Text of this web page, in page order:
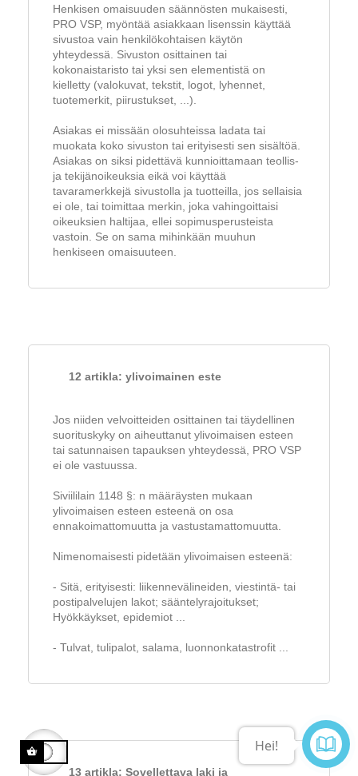
Henkisen omaisuuden säännösten mukaisesti,
PRO VSP, myöntää asiakkaan lisenssin käyttää
sivustoa vain henkilökohtaisen käytön
yhteydessä. Sivuston osittainen tai
kokonaistaristo tai yksi sen elementistä on
kielletty (valokuvat, tekstit, logot, lyhennet,
tuotemerkit, piirustukset, ...).
Asiakas ei missään olosuhteissa ladata tai
muokata koko sivuston tai erityisesti sen sisältöä.
Asiakas on siksi pidettävä kunnioittamaan teollis-
ja tekijänoikeuksia eikä voi käyttää
tavaramerkkejä sivustolla ja tuotteilla, jos sellaisia
ei ole, tai toimittaa merkin, joka vahingoittaisi
oikeuksien haltijaa, ellei sopimusperusteista
vastoin. Se on sama mihinkään muuhun
henkiseen omaisuuteen.
12 artikla: ylivoimainen este
Jos niiden velvoitteiden osittainen tai täydellinen
suorituskyky on aiheuttanut ylivoimaisen esteen
tai satunnaisen tapauksen yhteydessä, PRO VSP
ei ole vastuussa.
Siviililain 1148 §: n määräysten mukaan
ylivoimaisen esteen esteenä on osa
ennakoimattomuutta ja vastustamattomuutta.
Nimenomaisesti pidetään ylivoimaisen esteenä:
- Sitä, erityisesti: liikennevälineiden, viestintä- tai
postipalvelujen lakot; sääntelyrajoitukset;
Hyökkäykset, epidemiot ...
- Tulvat, tulipalot, salama, luonnonkatastrofit ...
13 artikla: Sovellettava laki ja
Hei!